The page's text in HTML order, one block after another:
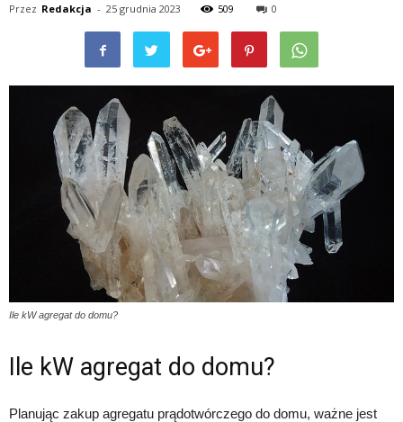
Przez Redakcja - 25 grudnia 2023 509 0
Ile kW agregat do domu?
Ile kW agregat do domu?
Planując zakup agregatu prądotwórczego do domu, ważne jest